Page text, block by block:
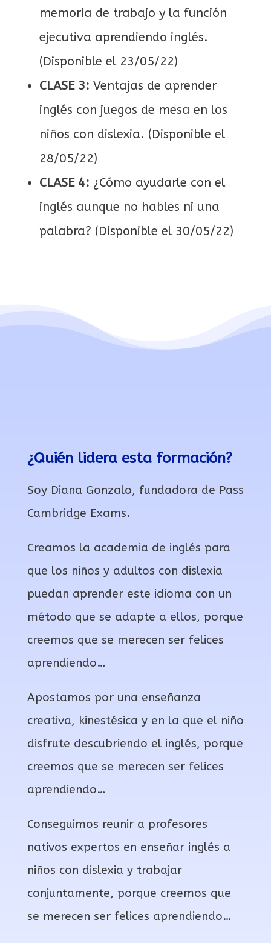
memoria de trabajo y la función
ejecutiva aprendiendo inglés.
(Disponible el 23/05/22)
CLASE 3: Ventajas de aprender
inglés con juegos de mesa en los
niños con dislexia. (Disponible el
28/05/22)
CLASE 4: ¿Cómo ayudarle con el
inglés aunque no hables ni una
palabra? (Disponible el 30/05/22)
¿Quién lidera esta formación?
Soy Diana Gonzalo, fundadora de Pass
Cambridge Exams.
Creamos la academia de inglés para
que los niños y adultos con dislexia
puedan aprender este idioma con un
método que se adapte a ellos, porque
creemos que se merecen ser felices
aprendiendo…
Apostamos por una enseñanza
creativa, kinestésica y en la que el niño
disfrute descubriendo el inglés, porque
creemos que se merecen ser felices
aprendiendo…
Conseguimos reunir a profesores
nativos expertos en enseñar inglés a
niños con dislexia y trabajar
conjuntamente, porque creemos que
se merecen ser felices aprendiendo…